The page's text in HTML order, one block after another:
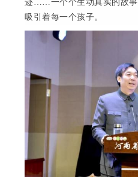
迹……一个个生动真实的故
吸引着每一个孩子。